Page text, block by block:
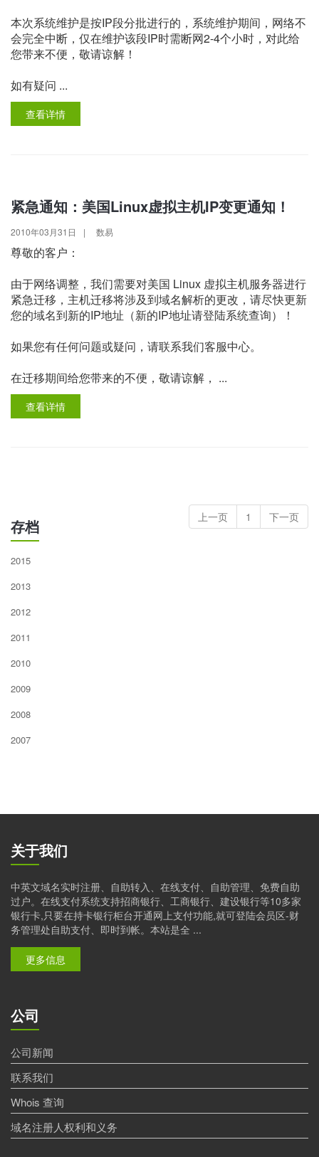
本次系统维护是按IP段分批进行的，系统维护期间，网络不
会完全中断，仅在维护该段IP时需断网2-4个小时，对此给
您带来不便，敬请谅解！
如有疑问 ...
查看详情
紧急通知：美国Linux虚拟主机IP变更通知！
2010年03月31日 | 数易
尊敬的客户：
由于网络调整，我们需要对美国 Linux 虚拟主机服务器进行
紧急迁移，主机迁移将涉及到域名解析的更改，请尽快更新
您的域名到新的IP地址（新的IP地址请登陆系统查询）！
如果您有任何问题或疑问，请联系我们客服中心。
在迁移期间给您带来的不便，敬请谅解， ...
查看详情
上一页 1 下一页
存档
2015
2013
2012
2011
2010
2009
2008
2007
关于我们
中英文域名实时注册、自助转入、在线支付、自助管理、免费自助
过户。在线支付系统支持招商银行、工商银行、建设银行等10多家
银行卡,只要在持卡银行柜台开通网上支付功能,就可登陆会员区-财
务管理处自助支付、即时到帐。本站是全 ...
更多信息
公司
公司新闻
联系我们
Whois 查询
域名注册人权利和义务